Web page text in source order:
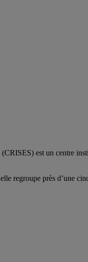
est un centre
regroupe près d’une c